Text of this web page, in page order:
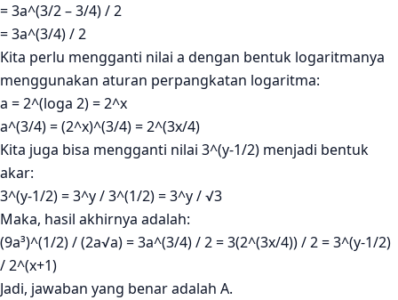
= 3a^(3/2 – 3/4) / 2
= 3a^(3/4) / 2
Kita perlu mengganti nilai a dengan bentuk logaritmanya
menggunakan aturan perpangkatan logaritma:
a = 2^(loga 2) = 2^x
a^(3/4) = (2^x)^(3/4) = 2^(3x/4)
Kita juga bisa mengganti nilai 3^(y-1/2) menjadi bentuk
akar:
3^(y-1/2) = 3^y / 3^(1/2) = 3^y / √3
Maka, hasil akhirnya adalah:
(9a³)^(1/2) / (2a√a) = 3a^(3/4) / 2 = 3(2^(3x/4)) / 2 = 3^(y-1/2)
/ 2^(x+1)
Jadi, jawaban yang benar adalah A.